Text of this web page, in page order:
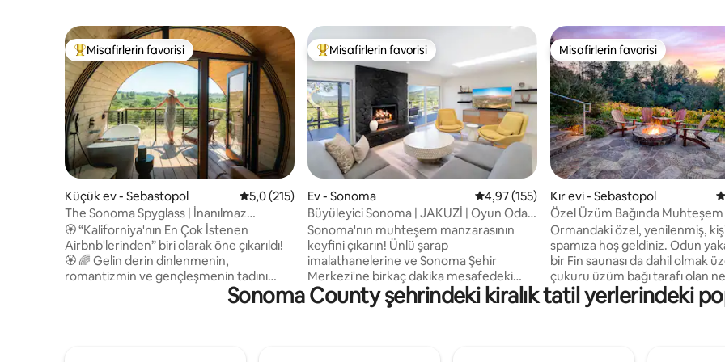
Misafirlerin favorilerinden en beğenilenler arasında
Misafirlerin favorisi
Küçük ev - Sebastopol 5 üzerinden ortalama 5,0 puan, 215 değerlendirme
5,0 (215)
The Sonoma Spyglass | İnanılmaz
Manzaralar + Sauna
🏵️ “Kaliforniya'nın En Çok İstenen
Airbnb'lerinden” biri olarak öne çıkarıldı!
🏵️ 🌈 Gelin derin dinlenmenin,
romantizmin ve gençleşmenin tadını
tasarlanıp inşa edilen Sonoma Spyglass,
Misafirlerin favorilerinden en beğenilenler arasında
Misafirlerin favorisi
Ev - Sonoma 5 üzerinden ortalama 4,97 puan, 155
4,97 (155)
Büyüleyici Sonoma | JAKUZİ | Oyun Odası
| 6 kişilik
Sonoma'nın muhteşem manzarasının
keyfini çıkarın! Ünlü şarap
imalathanelerine ve Sonoma Şehir
Merkezi'ne birkaç dakika mesafedeki
Sonoma Vista'ya hoş geldiniz. Aileler,
çiftler için mükemmel bir yer! Meşe dolu
Misafirlerin favorisi
Misafirlerin favorisi
Kır evi - Sebastopol
Özel Üzüm Bağında Muhteşem
Evi İnzivası
Ormandaki özel, yenilenmiş,
spamıza hoş geldiniz. Odun
bir Fin saunası da dahil olmak
çukuru üzüm bağı tarafı olan
el değmemiş ormanın üzerinde
sıcak/soğuk daldıran pitoresk
Sonoma County şehrindeki kiralık tatil yerlerindeki